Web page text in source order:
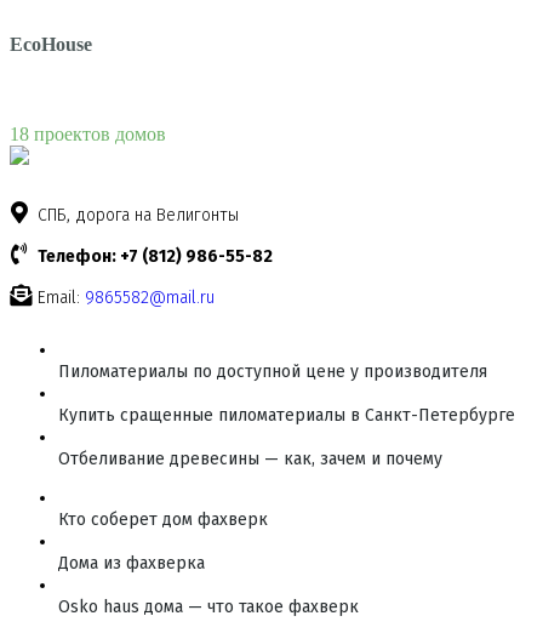
EcoHouse
18 проектов домов
СПБ, дорога на Велигонты
Телефон: +7 (812) 986-55-82
Email: 9865582@mail.ru
Пиломатериалы по доступной цене у производителя
Купить сращенные пиломатериалы в Санкт-Петербурге
Отбеливание древесины — как, зачем и почему
Кто соберет дом фахверк
Дома из фахверка
Osko haus дома — что такое фахверк